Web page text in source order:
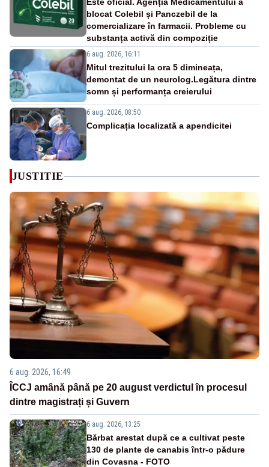
Este oficial. Agenția Medicamentului a
blocat Colebil și Panczebil de la
comercializare în farmacii. Probleme cu
substanța activă din compoziție
6 aug. 2026, 16:11
Mitul trezitului la ora 5 dimineața,
demontat de un neurolog.Legătura dintre
somn și performanța creierului
6 aug. 2026, 08:50
Complicația localizată a apendicitei
JUSTITIE
6 aug. 2026, 16:49
ÎCCJ amână până pe 20 august verdictul în procesul
dintre magistrați și Guvern
6 aug. 2026, 13:25
Bărbat arestat după ce a cultivat peste
130 de plante de canabis într-o pădure
din Covasna - FOTO